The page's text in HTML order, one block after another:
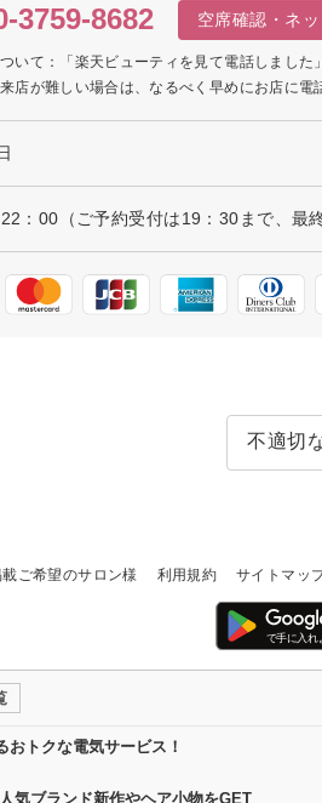
3759-8682 空席確認・ネ
いて：「楽天ビューティを見て電話しまし
店が難しい場合は、なるべく早めにお店に電
：00（ご予約受付は19：30まで、最
不適切
載ご希望のサロン様 利用規約 サイトマッ
おトクな電気サービス！
人気ブランド新作やヘア小物をGET